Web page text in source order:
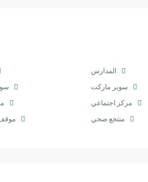
المدارس
سوبر ماركت
مركز اجتماعي
منتجع صحي